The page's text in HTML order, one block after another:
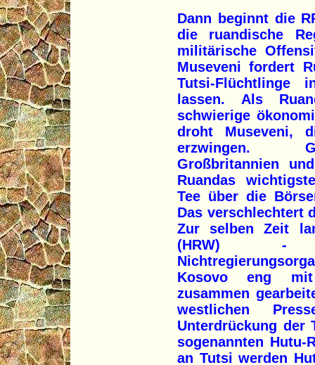
Dann beginnt die
die ruandische
militärische
Museveni fordert
Tutsi-Flüchtlinge
lassen. Als
schwierige
droht Museveni,
erzwingen.
Großbritannien
Ruandas
Tee über die
Das verschlechtert
Zur selben Zeit
(HRW) -
Kosovo eng
zusammen
westlichen
Unterdrückung der
sogenannten Hutu-
an Tutsi werden